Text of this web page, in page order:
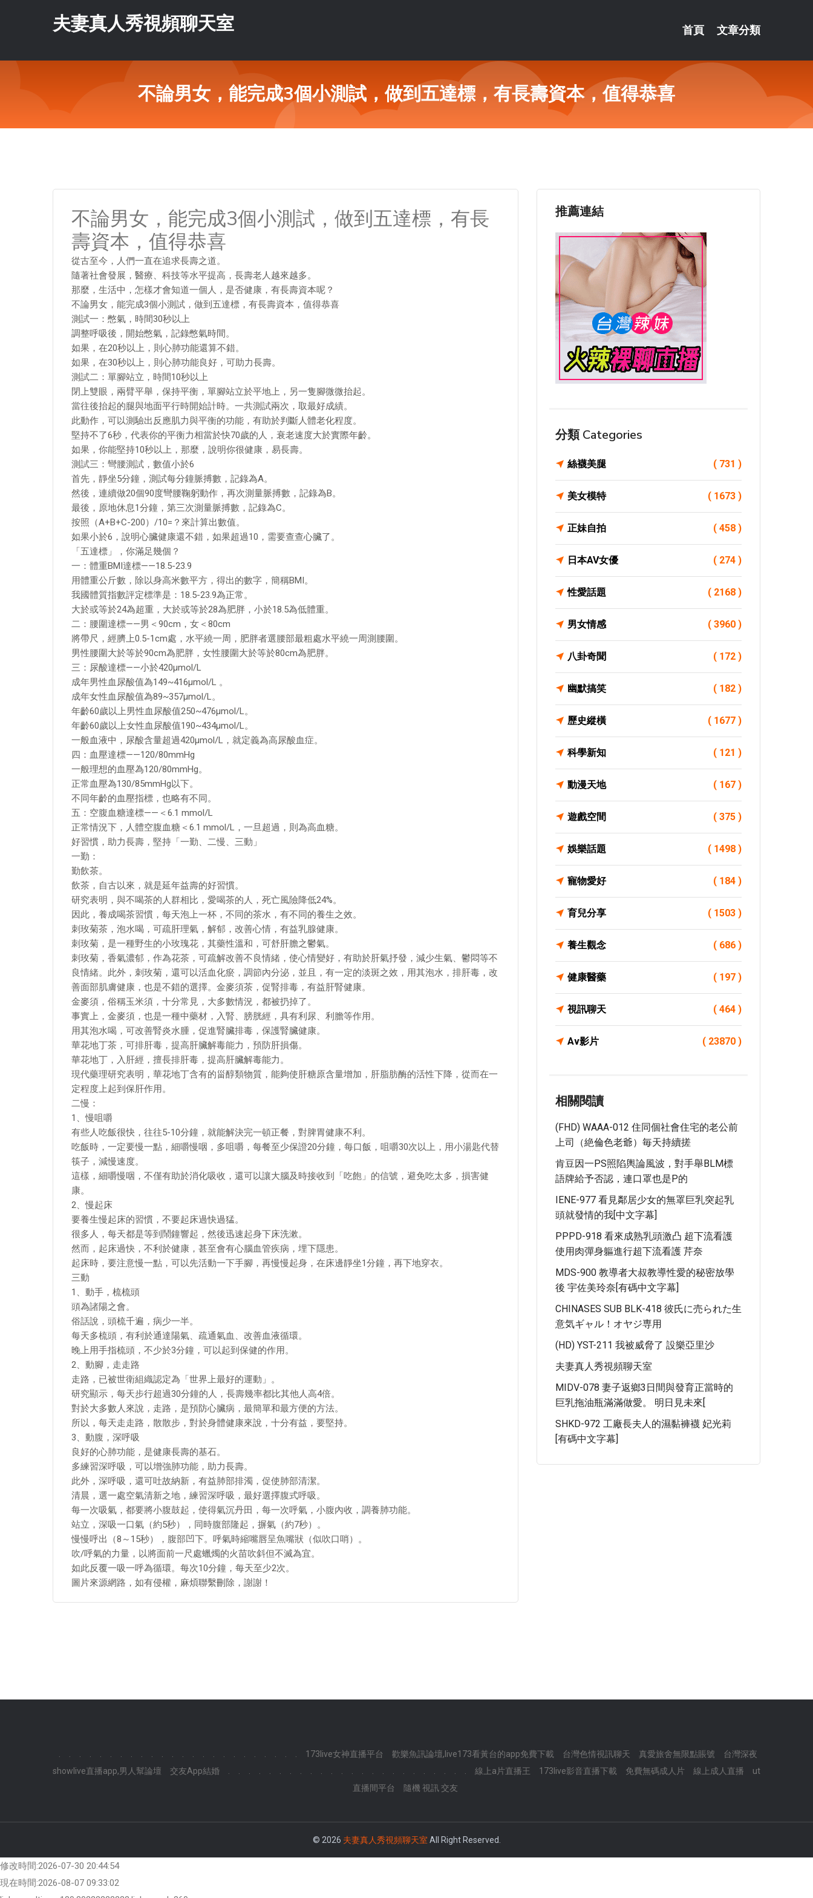
夫妻真人秀視頻聊天室 首頁 文章分類
不論男女，能完成3個小測試，做到五達標，有長壽資本，值得恭喜
不論男女，能完成3個小測試，做到五達標，有長
壽資本，值得恭喜
從古至今，人們一直在追求長壽之道。
隨著社會發展，醫療、科技等水平提高，長壽老人越來越多。
那麼，生活中，怎樣才會知道一個人，是否健康，有長壽資本呢？
不論男女，能完成3個小測試，做到五達標，有長壽資本，值得恭喜
測試一：憋氣，時間30秒以上
調整呼吸後，開始憋氣，記錄憋氣時間。
如果，在20秒以上，則心肺功能還算不錯。
如果，在30秒以上，則心肺功能良好，可助力長壽。
測試二：單腳站立，時間10秒以上
閉上雙眼，兩臂平舉，保持平衡，單腳站立於平地上，另一隻腳微微抬起。
當往後抬起的腿與地面平行時開始計時。一共測試兩次，取最好成績。
此動作，可以測驗出反應肌力與平衡的功能，有助於判斷人體老化程度。
堅持不了6秒，代表你的平衡力相當於快70歲的人，衰老速度大於實際年齡。
如果，你能堅持10秒以上，那麼，說明你很健康，易長壽。
測試三：彎腰測試，數值小於6
首先，靜坐5分鐘，測試每分鐘脈搏數，記錄為A。
然後，連續做20個90度彎腰鞠躬動作，再次測量脈搏數，記錄為B。
最後，原地休息1分鐘，第三次測量脈搏數，記錄為C。
按照（A+B+C-200）/10=？來計算出數值。
如果小於6，說明心臟健康還不錯，如果超過10，需要查查心臟了。
「五達標」，你滿足幾個？
一：體重BMI達標——18.5-23.9
用體重公斤數，除以身高米數平方，得出的數字，簡稱BMI。
我國體質指數評定標準是：18.5-23.9為正常。
大於或等於24為超重，大於或等於28為肥胖，小於18.5為低體重。
二：腰圍達標——男＜90cm，女＜80cm
將帶尺，經臍上0.5-1cm處，水平繞一周，肥胖者選腰部最粗處水平繞一周測腰圍。
男性腰圍大於等於90cm為肥胖，女性腰圍大於等於80cm為肥胖。
三：尿酸達標——小於420μmol/L
成年男性血尿酸值為149~416μmol/L 。
成年女性血尿酸值為89~357μmol/L。
年齡60歲以上男性血尿酸值250~476μmol/L。
年齡60歲以上女性血尿酸值190~434μmol/L。
一般血液中，尿酸含量超過420μmol/L，就定義為高尿酸血症。
四：血壓達標——120/80mmHg
一般理想的血壓為120/80mmHg。
正常血壓為130/85mmHg以下。
不同年齡的血壓指標，也略有不同。
五：空腹血糖達標——＜6.1 mmol/L
正常情況下，人體空腹血糖＜6.1 mmol/L，一旦超過，則為高血糖。
好習慣，助力長壽，堅持「一勤、二慢、三動」
一勤：
勤飲茶。
飲茶，自古以來，就是延年益壽的好習慣。
研究表明，與不喝茶的人群相比，愛喝茶的人，死亡風險降低24%。
因此，養成喝茶習慣，每天泡上一杯，不同的茶水，有不同的養生之效。
刺玫菊茶，泡水喝，可疏肝理氣，解郁，改善心情，有益乳腺健康。
刺玫菊，是一種野生的小玫瑰花，其藥性溫和，可舒肝膽之鬱氣。
刺玫菊，香氣濃郁，作為花茶，可疏解改善不良情緒，使心情變好，有助於肝氣抒發，減少生氣、鬱悶等不
良情緒。此外，刺玫菊，還可以活血化瘀，調節內分泌，並且，有一定的淡斑之效，用其泡水，排肝毒，改
善面部肌膚健康，也是不錯的選擇。金麥須茶，促腎排毒，有益肝腎健康。
金麥須，俗稱玉米須，十分常見，大多數情況，都被扔掉了。
事實上，金麥須，也是一種中藥材，入腎、膀胱經，具有利尿、利膽等作用。
用其泡水喝，可改善腎炎水腫，促進腎臟排毒，保護腎臟健康。
華花地丁茶，可排肝毒，提高肝臟解毒能力，預防肝損傷。
華花地丁，入肝經，擅長排肝毒，提高肝臟解毒能力。
現代藥理研究表明，華花地丁含有的甾醇類物質，能夠使肝糖原含量增加，肝脂肪酶的活性下降，從而在一
定程度上起到保肝作用。
二慢：
1、慢咀嚼
有些人吃飯很快，往往5-10分鐘，就能解決完一頓正餐，對脾胃健康不利。
吃飯時，一定要慢一點，細嚼慢咽，多咀嚼，每餐至少保證20分鐘，每口飯，咀嚼30次以上，用小湯匙代替
筷子，減慢速度。
這樣，細嚼慢咽，不僅有助於消化吸收，還可以讓大腦及時接收到「吃飽」的信號，避免吃太多，損害健
康。
2、慢起床
要養生慢起床的習慣，不要起床過快過猛。
很多人，每天都是等到鬧鐘響起，然後迅速起身下床洗漱。
然而，起床過快，不利於健康，甚至會有心腦血管疾病，埋下隱患。
起床時，要注意慢一點，可以先活動一下手腳，再慢慢起身，在床邊靜坐1分鐘，再下地穿衣。
三動
1、動手，梳梳頭
頭為諸陽之會。
俗話說，頭梳千遍，病少一半。
每天多梳頭，有利於通達陽氣、疏通氣血、改善血液循環。
晚上用手指梳頭，不少於3分鐘，可以起到保健的作用。
2、動腳，走走路
走路，已被世衛組織認定為「世界上最好的運動」。
研究顯示，每天步行超過30分鐘的人，長壽幾率都比其他人高4倍。
對於大多數人來說，走路，是預防心臟病，最簡單和最方便的方法。
所以，每天走走路，散散步，對於身體健康來說，十分有益，要堅持。
3、動腹，深呼吸
良好的心肺功能，是健康長壽的基石。
多練習深呼吸，可以增強肺功能，助力長壽。
此外，深呼吸，還可吐故納新，有益肺部排濁，促使肺部清潔。
清晨，選一處空氣清新之地，練習深呼吸，最好選擇腹式呼吸。
每一次吸氣，都要將小腹鼓起，使得氣沉丹田，每一次呼氣，小腹內收，調養肺功能。
站立，深吸一口氣（約5秒），同時腹部隆起，摒氣（約7秒）。
慢慢呼出（8～15秒），腹部凹下。呼氣時縮嘴唇呈魚嘴狀（似吹口哨）。
吹/呼氣的力量，以將面前一尺處蠟燭的火苗吹斜但不滅為宜。
如此反覆一吸一呼為循環。每次10分鐘，每天至少2次。
圖片來源網路，如有侵權，麻煩聯繫刪除，謝謝！
推薦連結
分類 Categories
絲襪美腿 ( 731 )
美女模特 ( 1673 )
正妹自拍 ( 458 )
日本AV女優 ( 274 )
性愛話題 ( 2168 )
男女情感 ( 3960 )
八卦奇聞 ( 172 )
幽默搞笑 ( 182 )
歷史縱橫 ( 1677 )
科學新知 ( 121 )
動漫天地 ( 167 )
遊戲空間 ( 375 )
娛樂話題 ( 1498 )
寵物愛好 ( 184 )
育兒分享 ( 1503 )
養生觀念 ( 686 )
健康醫藥 ( 197 )
視訊聊天 ( 464 )
Av影片 ( 23870 )
相關閱讀
(FHD) WAAA-012 住同個社會住宅的老公前
上司（絶倫色老爺）毎天持續搓
肯豆因一PS照陷輿論風波，對手舉BLM標
語牌給予否認，連口罩也是P的
IENE-977 看見鄰居少女的無罩巨乳突起乳
頭就發情的我[中文字幕]
PPPD-918 看來成熟乳頭激凸 超下流看護
使用肉彈身軀進行超下流看護 芹奈
MDS-900 教導者大叔教導性愛的秘密放學
後 宇佐美玲奈[有碼中文字幕]
CHINASES SUB BLK-418 彼氏に売られた生
意気ギャル！オヤジ専用
(HD) YST-211 我被威脅了 設樂亞里沙
夫妻真人秀視頻聊天室
MIDV-078 妻子返鄉3日間與發育正當時的
巨乳拖油瓶滿滿做愛。 明日見未來[
SHKD-972 工廠長夫人的濕黏褲襪 妃光莉
[有碼中文字幕]
173live女神直播平台 歡樂魚訊論壇,live173看黃台的app免費下載 台灣色情視訊聊天 真愛旅舍無限點賬號
台灣深夜
showlive直播app,男人幫論壇
交友App結婚 線上a片直播王 173live影音直播下載 免費無碼成人片 線上成人直播
ut
直播間平台
隨機 視訊 交友
© 2026 夫妻真人秀視頻聊天室 All Right Reserved.
修改時間:2026-07-30 20:44:54
現在時間:2026-08-07 09:33:02